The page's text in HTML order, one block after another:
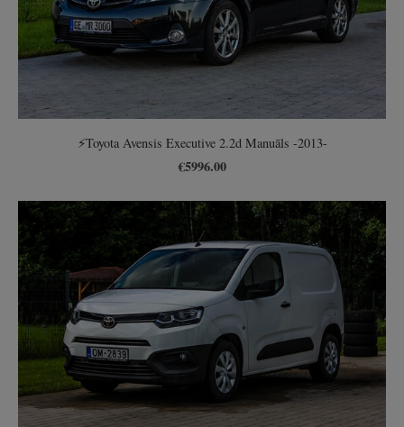
⚡️Toyota Avensis Executive 2.2d Manuāls -2013-
€5996.00